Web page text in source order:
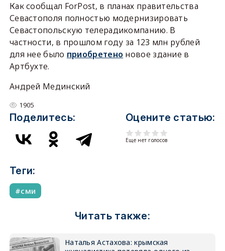
Как сообщал ForPost, в планах правительства
Севастополя полностью модернизировать
Севастопольскую телерадикомпанию. В
частности, в прошлом году за 123 млн рублей
для нее было приобретено новое здание в
Артбухте.
Андрей Мединский
1905
Поделитесь: Оцените статью:
Еще нет голосов
Теги:
сми
Читать также:
Наталья Астахова: крымская